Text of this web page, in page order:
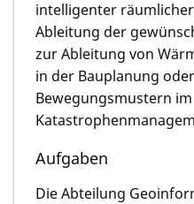
intelligenter
Ableitung der
zur Ableitung von
in der Bauplanung
Bewegungsmustern im
Aufgaben
Die Abteilung